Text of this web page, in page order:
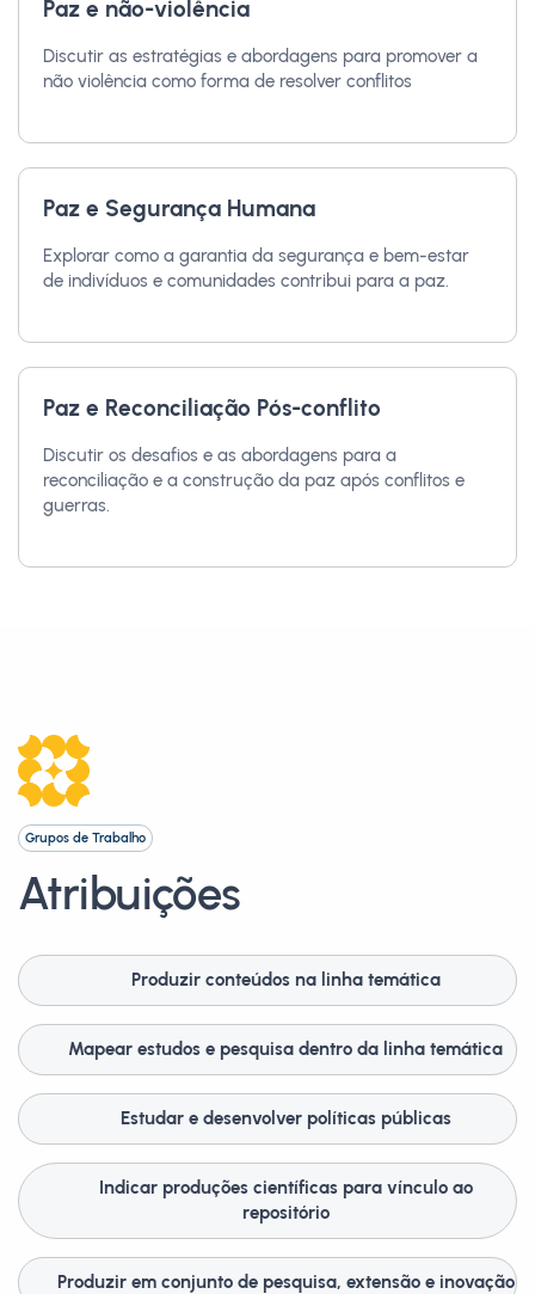
Paz e não-violência
Discutir as estratégias e abordagens para promover a
não violência como forma de resolver conflitos
Paz e Segurança Humana
Explorar como a garantia da segurança e bem-estar
de indivíduos e comunidades contribui para a paz.
Paz e Reconciliação Pós-conflito
Discutir os desafios e as abordagens para a
reconciliação e a construção da paz após conflitos e
guerras.
Grupos de Trabalho
Atribuições
Produzir conteúdos na linha temática
Mapear estudos e pesquisa dentro da linha temática
Estudar e desenvolver políticas públicas
Indicar produções científicas para vínculo ao
repositório
Produzir em conjunto de pesquisa, extensão e inovação